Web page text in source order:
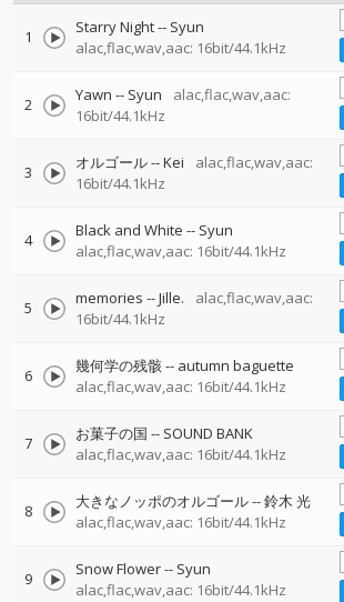
1 Starry Night-- Syun
alac,flac,wav,aac: 16bit/44.1kHz
2 Yawn -- Syun
alac,flac,wav,aac:
16bit/44.1kHz
3 オルゴール--Kei
alac,flac,wav,aac:
16bit/44.1kHz
4 Black and White -- Syun
alac,flac,wav,aac: 16bit/44.1kHz
5 memories --Jille.
alac,flac,wav,aac:
16bit/44.1kHz
6 幾何学の残骸-- autumn baguette
alac,flac,wav,aac: 16bit/44.1kHz
7 お菓子の国 -- SOUND BANK
alac,flac,wav,aac: 16bit/44.1kHz
8 大きなノッポのオルゴール--鈴木 光
alac,flac,wav,aac: 16bit/44.1kHz
9 Snow Flower-- Syun
alac,flac,wav,aac: 16bit/44.1kHz